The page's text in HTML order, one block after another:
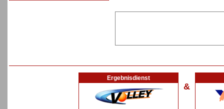
Ergebnisdienst
&